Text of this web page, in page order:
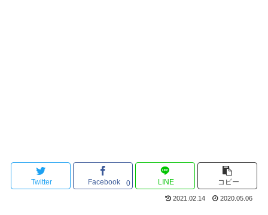
Twitter Facebook 0 LINE コピー
2021.02.14 2020.05.06